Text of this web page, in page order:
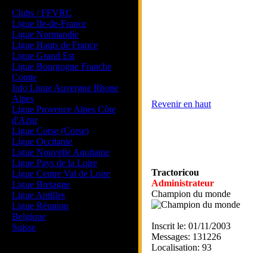
Clubs / FFVRC
Ligue Ile-de-France
Ligue Normandie
Ligue Hauts de France
Ligue Grand Est
Ligue Bourgogne Franche
Comte
Info Ligue Auvergne Rhone
Alpes
Ligue Provence Alpes Côte
d'Azur
Ligue Corse (Corse)
Ligue Occitanie
Ligue Nouvelle Aquitaine
Ligue Pays de la Loire
Ligue Centre Val de Loire
Ligue Bretagne
Ligue Antilles
Ligue Réunion
Belgique
Suisse
Revenir en haut
Tractoricou
Administrateur
Champion du monde
Inscrit le: 01/11/2003
Messages: 131226
Localisation: 93